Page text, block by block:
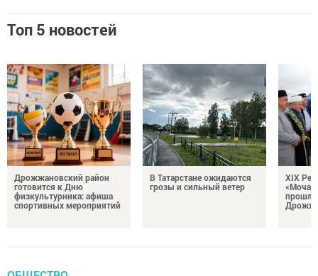
Топ 5 новостей
Дрожжановский район
готовится к Дню
физкультурника: афиша
спортивных мероприятий
В Татарстане ожидаются
грозы и сильный ветер
XIX